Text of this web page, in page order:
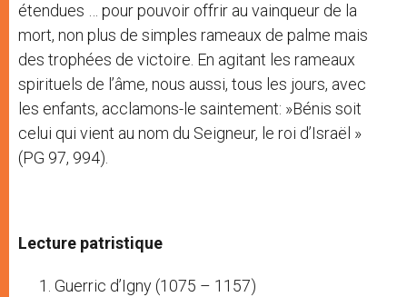
étendues … pour pouvoir offrir au vainqueur de la
mort, non plus de simples rameaux de palme mais
des trophées de victoire. En agitant les rameaux
spirituels de l’âme, nous aussi, tous les jours, avec
les enfants, acclamons-le saintement: »Bénis soit
celui qui vient au nom du Seigneur, le roi d’Israël »
(PG 97, 994).
Lecture patristique
Guerric d’Igny (1075 – 1157)